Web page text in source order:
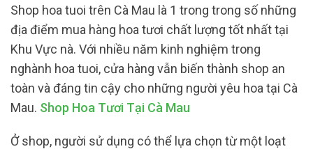
Shop hoa tuoi trên Cà Mau là 1 trong trong số những
địa điểm mua hàng hoa tươi chất lượng tốt nhất tại
Khu Vực nà. Với nhiều năm kinh nghiệm trong
nghành hoa tuoi, cửa hàng vẫn biến thành shop an
toàn và đáng tin cậy cho những người yêu hoa tại Cà
Mau. Shop Hoa Tươi Tại Cà Mau
Ở shop, người sử dụng có thể lựa chọn từ một loạt